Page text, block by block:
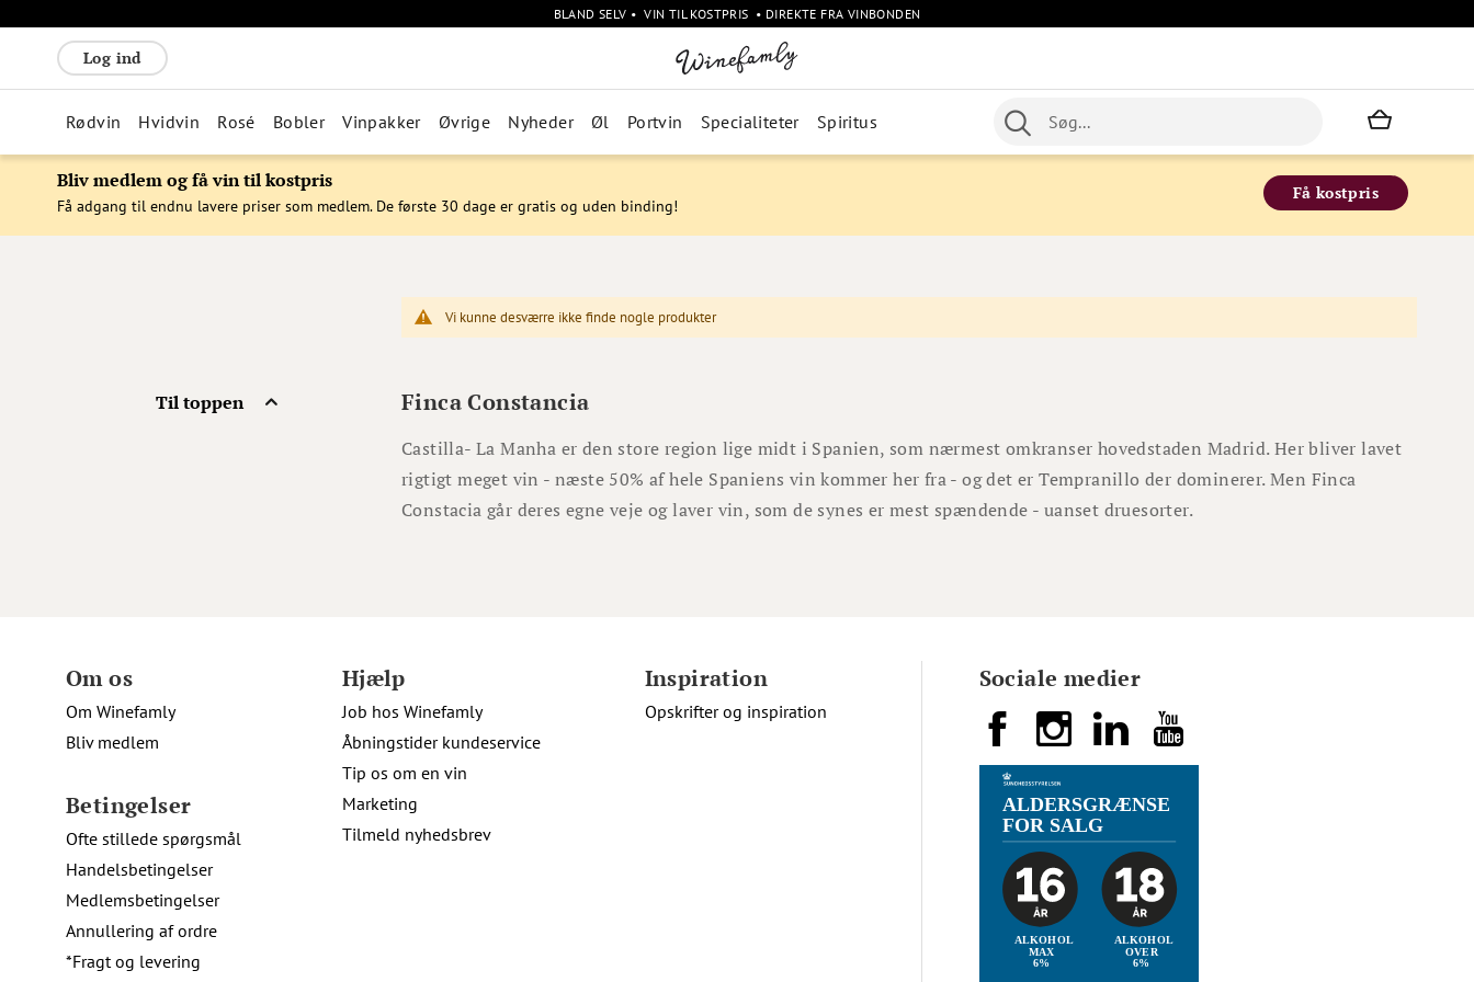
BLAND SELV • VIN TIL KOSTPRIS • DIREKTE FRA VINBONDEN
Log ind
Rødvin Hvidvin Rosé Bobler Vinpakker Øvrige Nyheder Øl Portvin Specialiteter Spiritus
Bliv medlem og få vin til kostpris
Få adgang til endnu lavere priser som medlem. De første 30 dage er gratis og uden binding!
Få kostpris
Vi kunne desværre ikke finde nogle produkter
Til toppen Finca Constancia
Castilla- La Manha er den store region lige midt i Spanien, som nærmest omkranser hovedstaden Madrid. Her bliver lavet
rigtigt meget vin - næste 50% af hele Spaniens vin kommer her fra - og det er Tempranillo der dominerer. Men Finca
Constacia går deres egne veje og laver vin, som de synes er mest spændende - uanset druesorter.
Om os
Om Winefamly
Bliv medlem
Betingelser
Ofte stillede spørgsmål
Handelsbetingelser
Medlemsbetingelser
Annullering af ordre
*Fragt og levering
Hjælp
Job hos Winefamly
Åbningstider kundeservice
Tip os om en vin
Marketing
Tilmeld nyhedsbrev
Inspiration
Opskrifter og inspiration
Sociale medier